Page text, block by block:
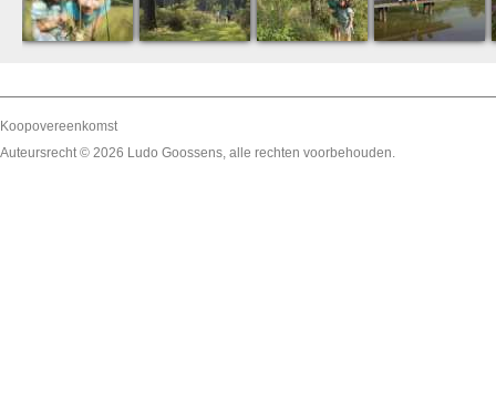
Koopovereenkomst
Auteursrecht © 2026 Ludo Goossens, alle rechten voorbehouden.